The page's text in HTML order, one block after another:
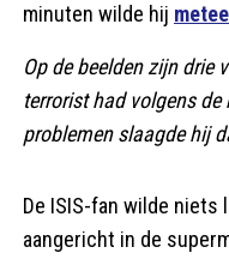
minuten wilde hij
Op de beelden zijn drie
terrorist had volgens
problemen slaagde hij
De ISIS-fan wilde niets
aangericht in de